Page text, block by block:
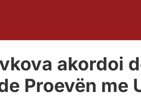
akordoi
Proevën me